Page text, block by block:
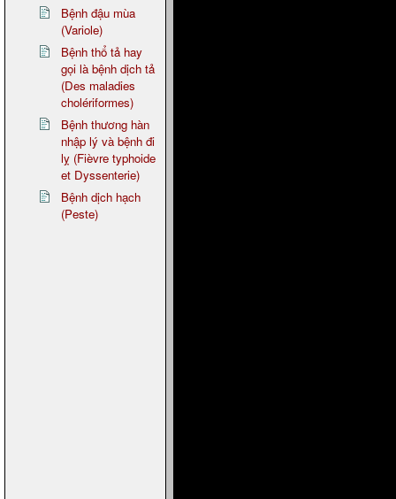
Bệnh đậu mùa
(Variole)
Bệnh thổ tả hay
gọi là bệnh dịch tả
(Des maladies
cholériformes)
Bệnh thương hàn
nhập lý và bệnh đi
lỵ (Fièvre typhoide
et Dyssenterie)
Bệnh dịch hạch
(Peste)